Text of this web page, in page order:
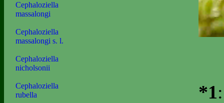
Cephaloziella
massalongi
Cephaloziella
massalongi s. l.
Cephaloziella
nicholsonii
Cephaloziella
rubella
*1